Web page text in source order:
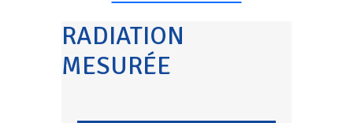
RADIATION
MESURÉE